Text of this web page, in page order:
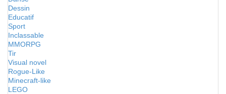
Dessin
Educatif
Sport
Inclassable
MMORPG
Tir
Visual novel
Rogue-Like
Minecraft-like
LEGO